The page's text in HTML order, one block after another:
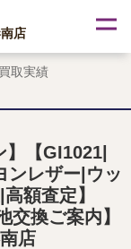
店
買取実績
】【GI1021|
ンレザー|ウッ
額査定】
交換ご案内】
店